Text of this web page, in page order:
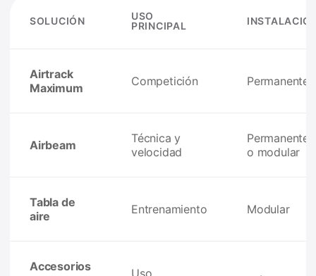
SOLUCIÓN
USO
PRINCIPAL
Airtrack
Maximum
Competición Permanente
Airbeam
Técnica y
velocidad
Permanente
o modular
Tabla de
aire
Entrenamiento Modular
Accesorios
Uso